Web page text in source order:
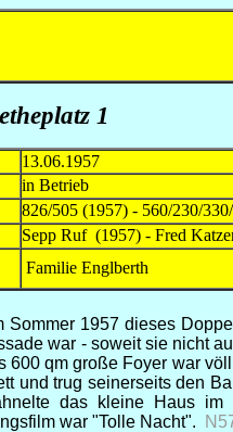
1
13.06.1957
in Betrieb
826/505 (1957) - 560/230/
Sepp Ruf (1957) - Fred
Familie Englberth
Sommer 1957 dieses
war - soweit sie nicht
600 qm große Foyer war
und trug seinerseits den
das kleine Haus
war "Tolle Nacht".